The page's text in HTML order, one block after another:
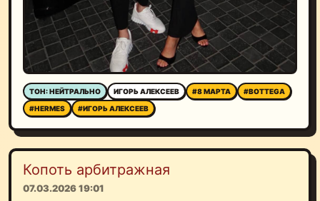
ТОН: НЕЙТРАЛЬНО ИГОРЬ АЛЕКСЕЕВ #8 МАРТА
#BOTTEGA
#HERMES
#ИГОРЬ АЛЕКСЕЕВ
Копоть арбитражная
07.03.2026 19:01